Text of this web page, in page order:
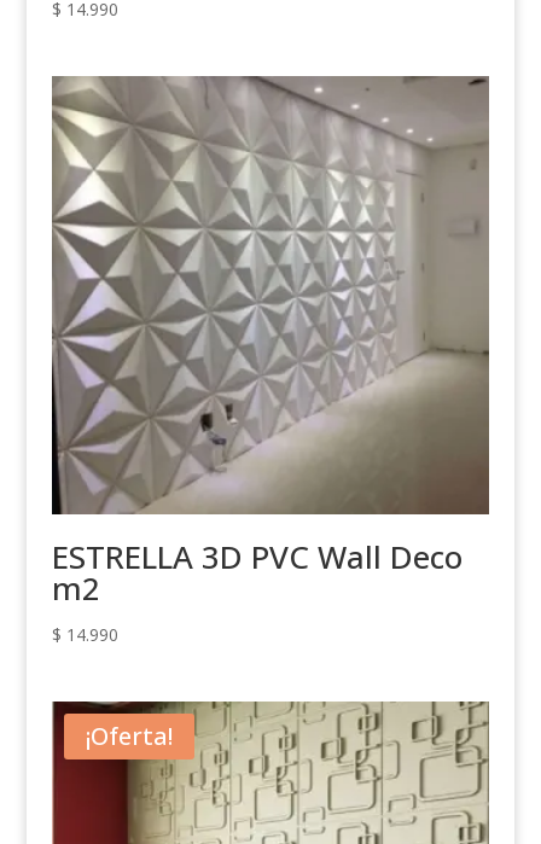
$ 14.990
ESTRELLA 3D PVC Wall Deco
m2
$ 14.990
¡Oferta!